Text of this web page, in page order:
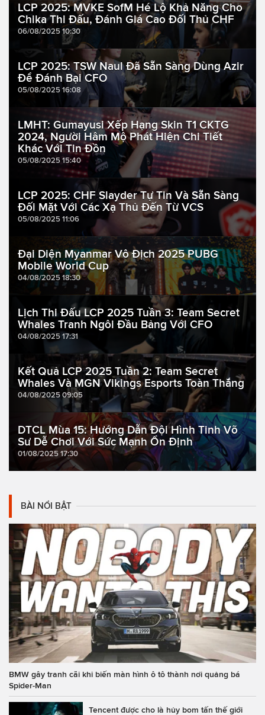
LCP 2025: MVKE SofM Hé Lộ Khả Năng Cho
Chika Thi Đấu, Đánh Giá Cao Đối Thủ CHF
06/08/2025 10:30
LCP 2025: TSW Naul Đã Sẵn Sàng Dùng Azir
Để Đánh Bại CFO
05/08/2025 16:08
LMHT: Gumayusi Xếp Hạng Skin T1 CKTG
2024, Người Hâm Mộ Phát Hiện Chi Tiết
Khác Với Tin Đồn
05/08/2025 15:40
LCP 2025: CHF Slayder Tự Tin Và Sẵn Sàng
Đối Mặt Với Các Xạ Thủ Đến Từ VCS
05/08/2025 11:06
Đại Diện Myanmar Vô Địch 2025 PUBG
Mobile World Cup
04/08/2025 18:30
Lịch Thi Đấu LCP 2025 Tuần 3: Team Secret
Whales Tranh Ngôi Đầu Bảng Với CFO
04/08/2025 17:31
Kết Quả LCP 2025 Tuần 2: Team Secret
Whales Và MGN Vikings Esports Toàn Thắng
04/08/2025 09:05
DTCL Mùa 15: Hướng Dẫn Đội Hình Tinh Võ
Sư Dễ Chơi Với Sức Mạnh Ổn Định
01/08/2025 17:30
BÀI NỔI BẬT
BMW gây tranh cãi khi biến màn hình ô tô thành nơi quảng bá
Spider-Man
Tencent được cho là hủy bom tấn thế giới